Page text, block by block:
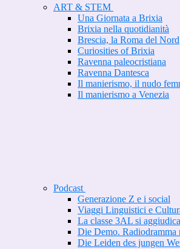
ART & STEM
Una Giornata a Brixia
Brixia nella quotidianità
Brescia, la Roma del Nord
Curiosities of Brixia
Ravenna paleocristiana
Ravenna Dantesca
Il manierismo, il nudo
Il manierismo a Venezia
Podcast
Generazione Z e i social
Viaggi Linguistici e
La classe 3AL si
Die Demo. Radiodramma
Die Leiden des jungen